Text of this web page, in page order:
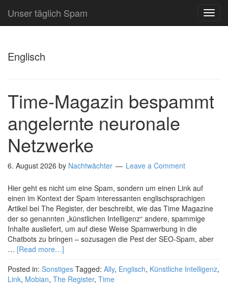
Unser täglich Spam
Englisch
Time-Magazin bespammt
angelernte neuronale
Netzwerke
6. August 2026 by Nachtwächter Leave a Comment
Hier geht es nicht um eine Spam, sondern um einen Link auf
einen im Kontext der Spam interessanten englischsprachigen
Artikel bei The Register, der beschreibt, wie das Time Magazine
der so genannten „künstlichen Intelligenz“ andere, spammige
Inhalte ausliefert, um auf diese Weise Spamwerbung in die
Chatbots zu bringen – sozusagen die Pest der SEO-Spam, aber
… [Read more…]
Posted in: Sonstiges Tagged: Ally, Englisch, Künstliche Intelligenz,
Link, Mobian, The Register, Time